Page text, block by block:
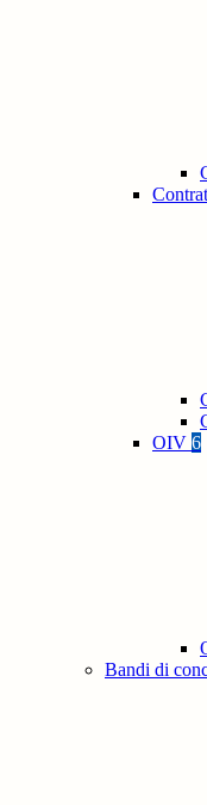
OIV 6
Bandi di